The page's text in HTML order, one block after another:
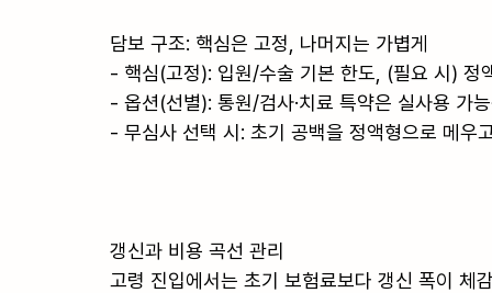
담보 구조: 핵심은 고정, 나머지는 가볍게
- 핵심(고정): 입원/수술 기본 한도, (필요 시) 정
- 옵션(선별): 통원/검사·치료 특약은 실사용 가
- 무심사 선택 시: 초기 공백을 정액형으로 메우
갱신과 비용 곡선 관리
고령 진입에서는 초기 보험료보다 갱신 폭이 체